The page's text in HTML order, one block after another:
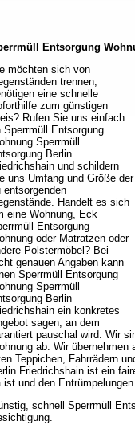
Entsorgung
möchten sich von
trennen,
eine schnelle
zum günstigen
Rufen Sie uns einfach
Sperrmüll Entsorgung
Sperrmüll
Berlin
und schildern
uns Umfang und Größe der
entsorgenden
Handelt es sich
eine Wohnung, Eck
Entsorgung
oder Matratzen oder
Polstermöbel? Bei
genauen Angaben kann
Sperrmüll Entsorgung
Sperrmüll
Berlin
ein konkretes
sagen, an dem
pauschal wird. Wir
ab. Wir übernehmen
Teppichen, Fahrrädern
Friedrichshain ist ein
ist und den
schnell Sperrmüll